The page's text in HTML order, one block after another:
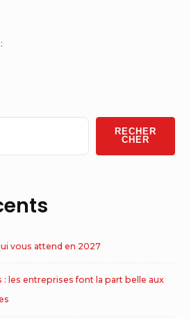
RECHER
CHER
vous attend en 2027
les entreprises font la part belle aux